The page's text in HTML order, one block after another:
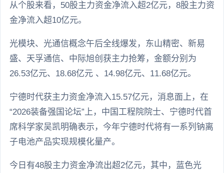
从个股来看，50股主力资金净流入超2亿元，8股主力资
金净流入超10亿元。
光模块、光通信概念午后全线爆发，东山精密、新易
盛、天孚通信、中际旭创获主力抢筹，金额分别为
26.53亿元、18.68亿元 、14.98亿元、11.68亿元。
宁德时代获主力资金净流入15.57亿元，消息面上，在
“2026装备强国论坛”上，中国工程院院士、宁德时代首
席科学家吴凯明确表示，今年宁德时代将有一系列钠离
子电池产品实现规模化量产。
今日有48股主力资金净流出超2亿元，其中，蓝色光